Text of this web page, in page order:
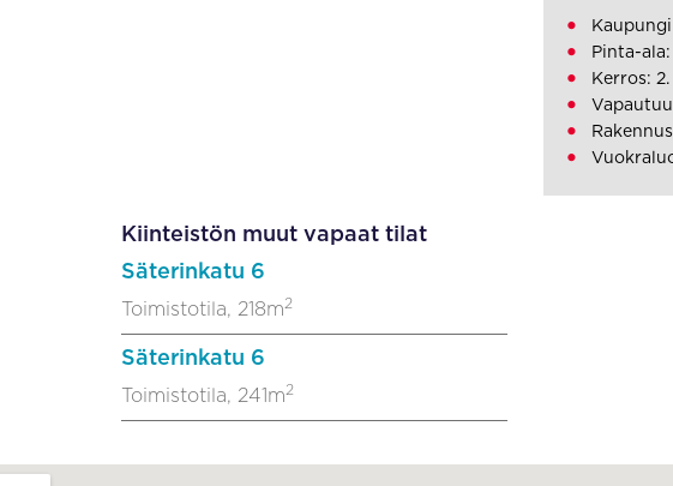
Kiinteistön muut vapaat tilat
Säterinkatu 6
Toimistotila, 218m2
Säterinkatu 6
Toimistotila, 241m2
Pinta-ala:
Kerros: